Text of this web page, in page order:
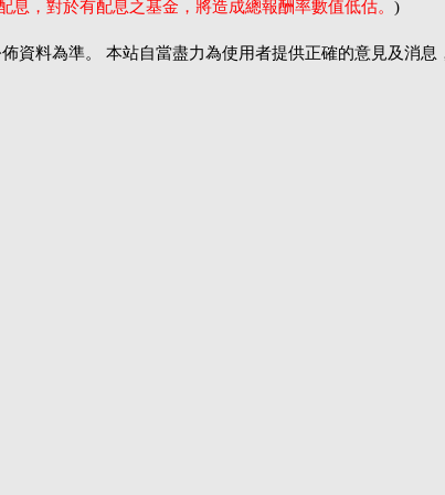
，對於有配息之基金，將造成總報酬率數值低估。 )
資料為準。 本站自當盡力為使用者提供正確的意見及消息